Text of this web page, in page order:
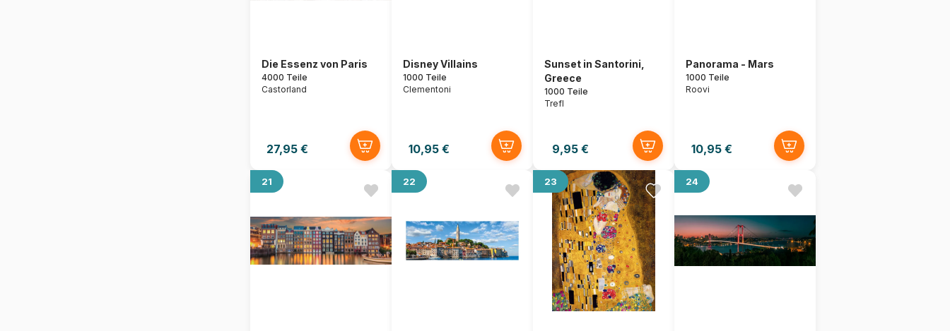
Die Essenz von Paris
4000 Teile
Castorland
27,95 €
Disney Villains
1000 Teile
Clementoni
10,95 €
Sunset in Santorini,
Greece
1000 Teile
Trefl
9,95 €
Panorama - Mars
1000 Teile
Roovi
10,95 €
21 22 23 24